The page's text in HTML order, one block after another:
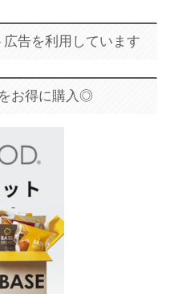
告を利用しています
お得に購入◎